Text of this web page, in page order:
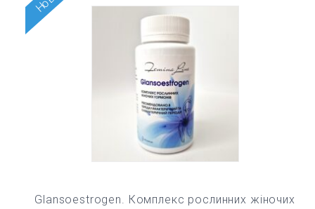
Glansoestrogen. Комплекс рослинних жіночих